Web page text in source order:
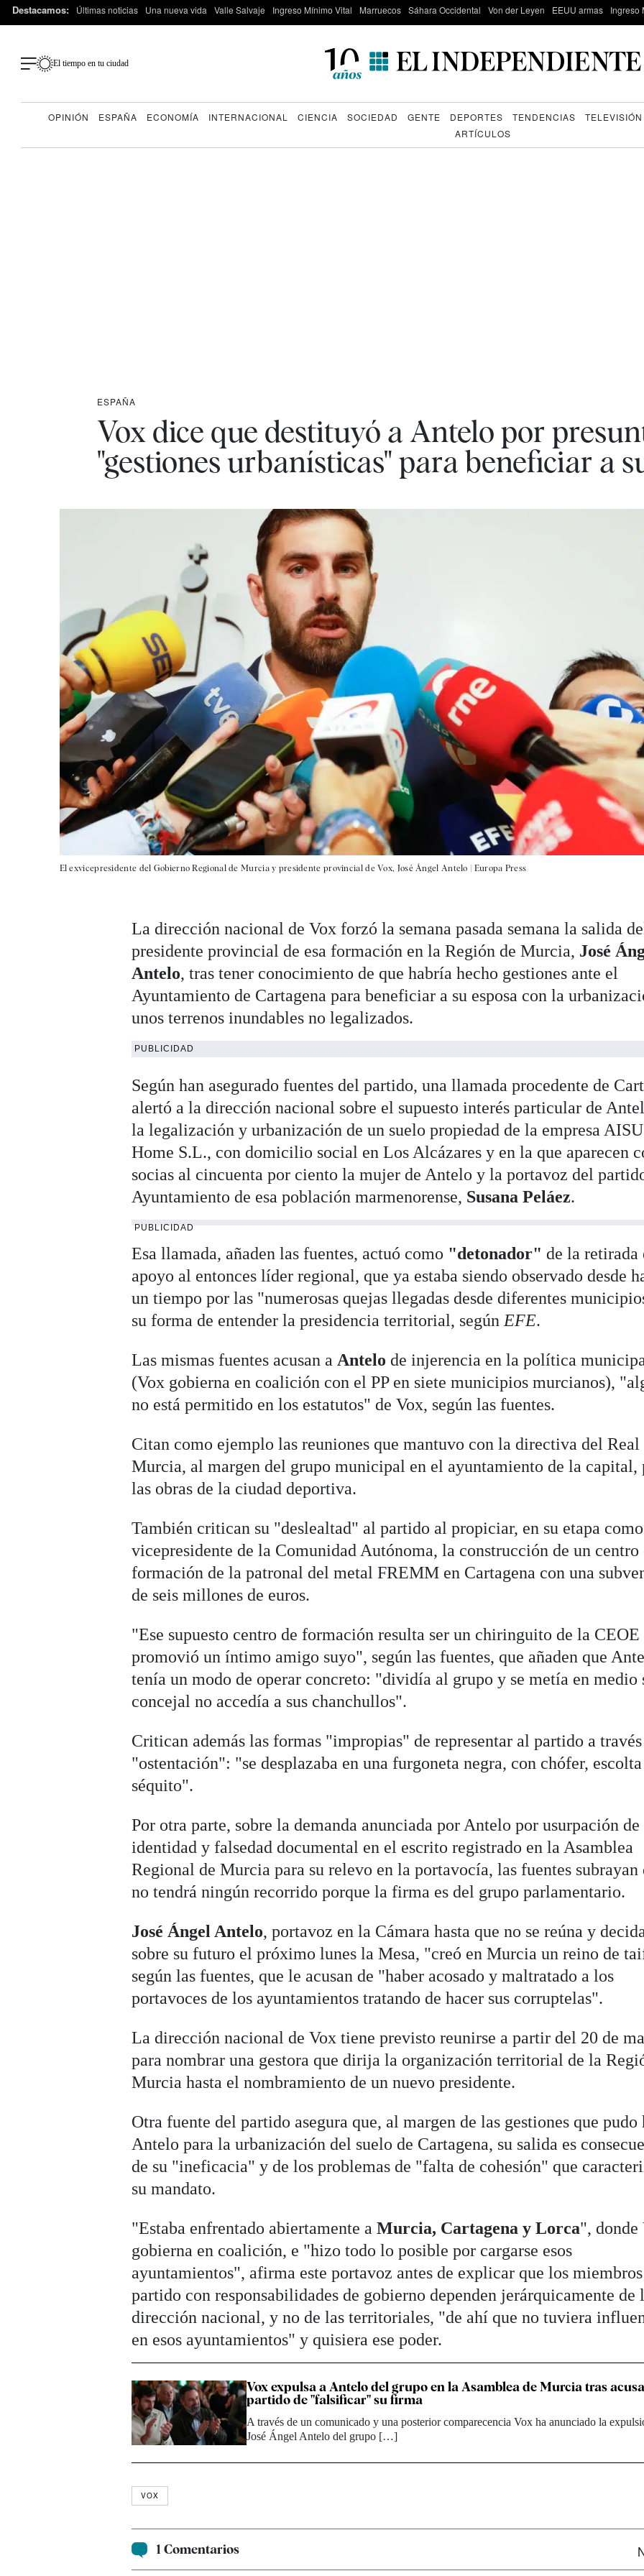
Destacamos: Últimas noticias Una nueva vida Valle Salvaje Ingreso Mínimo Vital Marruecos Sáhara Occidental Von der Leyen EEUU armas Ingreso
El tiempo en tu ciudad
OPINIÓN ESPAÑA ECONOMÍA INTERNACIONAL CIENCIA SOCIEDAD GENTE DEPORTES TENDENCIAS
TELEVISIÓN
ARTÍCULOS
ESPAÑA
Vox dice que destituyó a Antelo por
"gestiones urbanísticas" para beneficiar a
El exvicepresidente del Gobierno Regional de Murcia y presidente provincial de Vox, José Ángel Antelo | Europa Press
La dirección nacional de Vox forzó la semana pasada semana la salida
presidente provincial de esa formación en la Región de Murcia, José
Antelo, tras tener conocimiento de que habría hecho gestiones ante el
Ayuntamiento de Cartagena para beneficiar a su esposa con la
unos terrenos inundables no legalizados.
PUBLICIDAD
Según han asegurado fuentes del partido, una llamada procedente de
alertó a la dirección nacional sobre el supuesto interés particular de
la legalización y urbanización de un suelo propiedad de la empresa AISU
Home S.L., con domicilio social en Los Alcázares y en la que aparecen
socias al cincuenta por ciento la mujer de Antelo y la portavoz del
Ayuntamiento de esa población marmenorense, Susana Peláez.
PUBLICIDAD
Esa llamada, añaden las fuentes, actuó como "detonador" de la retirada
apoyo al entonces líder regional, que ya estaba siendo observado desde
un tiempo por las "numerosas quejas llegadas desde diferentes
su forma de entender la presidencia territorial, según EFE.
Las mismas fuentes acusan a Antelode injerencia en la política
(Vox gobierna en coalición con el PP en siete municipios murcianos),
no está permitido en los estatutos" de Vox, según las fuentes.
Citan como ejemplo las reuniones que mantuvo con la directiva del Real
Murcia, al margen del grupo municipal en el ayuntamiento de la capital,
las obras de la ciudad deportiva.
También critican su "deslealtad" al partido al propiciar, en su etapa como
vicepresidente de la Comunidad Autónoma, la construcción de un centro
formación de la patronal del metal FREMM en Cartagena con una
de seis millones de euros.
"Ese supuesto centro de formación resulta ser un chiringuito de la CEOE
promovió un íntimo amigo suyo", según las fuentes, que añaden que
tenía un modo de operar concreto: "dividía al grupo y se metía en medio
concejal no accedía a sus chanchullos".
Critican además las formas "impropias" de representar al partido a
"ostentación": "se desplazaba en una furgoneta negra, con chófer,
séquito".
Por otra parte, sobre la demanda anunciada por Antelo por usurpación de
identidad y falsedad documental en el escrito registrado en la Asamblea
Regional de Murcia para su relevo en la portavocía, las fuentes subrayan
no tendrá ningún recorrido porque la firma es del grupo parlamentario.
José Ángel Antelo, portavoz en la Cámara hasta que no se reúna y
sobre su futuro el próximo lunes la Mesa, "creó en Murcia un reino de
según las fuentes, que le acusan de "haber acosado y maltratado a los
portavoces de los ayuntamientos tratando de hacer sus corruptelas".
La dirección nacional de Vox tiene previsto reunirse a partir del 20 de
para nombrar una gestora que dirija la organización territorial de la
Murcia hasta el nombramiento de un nuevo presidente.
Otra fuente del partido asegura que, al margen de las gestiones que pudo
Antelo para la urbanización del suelo de Cartagena, su salida es
de su "ineficacia" y de los problemas de "falta de cohesión" que
su mandato.
"Estaba enfrentado abiertamente a Murcia, Cartagena y Lorca", donde
gobierna en coalición, e "hizo todo lo posible por cargarse esos
ayuntamientos", afirma este portavoz antes de explicar que los
partido con responsabilidades de gobierno dependen jerárquicamente de
dirección nacional, y no de las territoriales, "de ahí que no tuviera
en esos ayuntamientos" y quisiera ese poder.
Vox expulsa a Antelo del grupo en la Asamblea de Murcia tras
partido de "falsificar" su firma
A través de un comunicado y una posterior comparecencia Vox ha anunciado la
José Ángel Antelo del grupo […]
VOX
1 Comentarios